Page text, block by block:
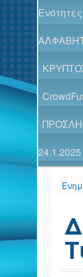
Ενότητες
24.1.2025